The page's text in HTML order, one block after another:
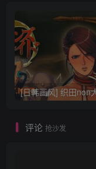
评论 抢沙发